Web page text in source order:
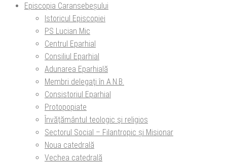
Episcopia Caransebeșului
Istoricul Episcopiei
PS Lucian Mic
Centrul Eparhial
Consiliul Eparhial
Adunarea Eparhială
Membri delegaţi în A.N.B.
Consistoriul Eparhial
Protopopiate
Învăţământul teologic şi religios
Sectorul Social – Filantropic și Misionar
Noua catedrală
Vechea catedrală